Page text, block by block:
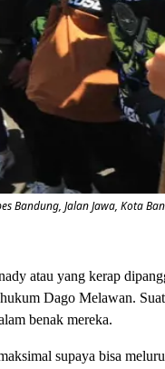
Jalan Jawa, Kota
atau yang kerap
Dago Melawan.
benak mereka.
supaya bisa